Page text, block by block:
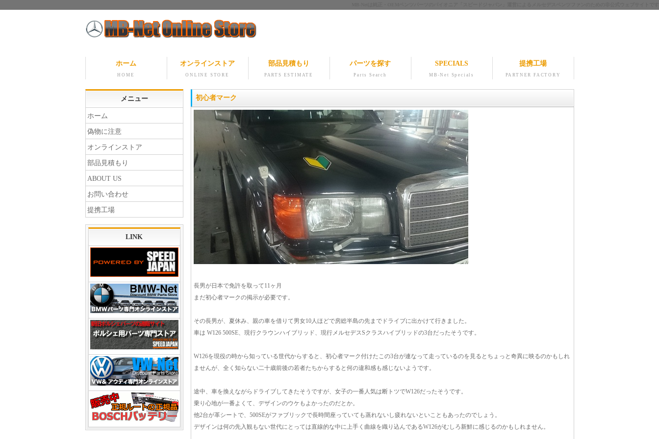
ホーム
HOME
オンラインストア
ONLINE STORE
部品見積もり
PARTS ESTIMATE
パーツを探す
Parts Search
SPECIALS
MB-Net Specials
提携工場
PARTNER FACTORY
初心者マーク
長男が日本で免許を取って11ヶ月
まだ初心者マークの掲示が必要です。
その長男が、夏休み、親の車を借りて男女10人ほどで房総半島の先までドライブに出かけて行きました。
車は W126 500SE、現行クラウンハイブリッド、現行メルセデスSクラスハイブリッドの3台だったそうです。
W126を現役の時から知っている世代からすると、初心者マーク付けたこの3台が連なって走っているのを見るとちょっと奇異に映るのかもしれ
ませんが、全く知らない二十歳前後の若者たちからすると何の違和感も感じないようです。
途中、車を換えながらドライブしてきたそうですが、女子の一番人気は断トツでW126だったそうです。
乗り心地が一番よくて、デザインのウケもよかったのだとか。
他2台が革シートで、500SEがファブリックで長時間座っていても蒸れないし疲れないといこともあったのでしょう。
デザインは何の先入観もない世代にとっては直線的な中に上手く曲線を織り込んであるW126がむしろ新鮮に感じるのかもしれません。
メニュー
ホーム
偽物に注意
オンラインストア
部品見積もり
ABOUT US
お問い合わせ
提携工場
LINK